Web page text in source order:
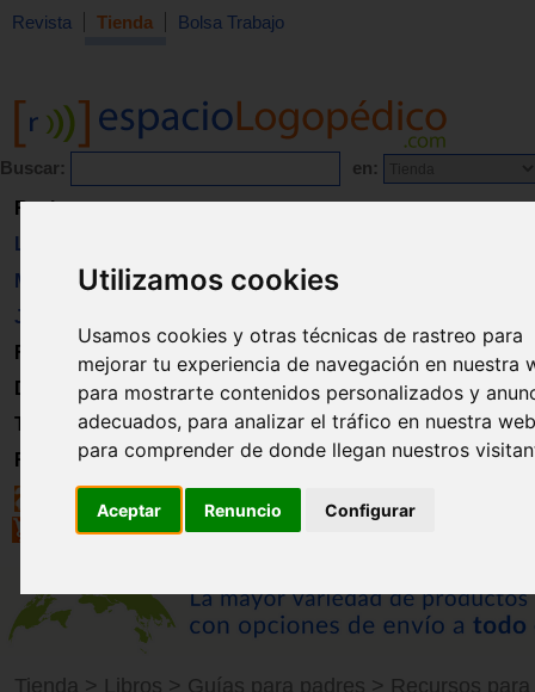
Utilizamos cookies
Usamos cookies y otras técnicas de rastreo para
mejorar tu experiencia de navegación en nuestra
para mostrarte contenidos personalizados y
adecuados, para analizar el tráfico en nuestra
para comprender de donde llegan nuestros
Aceptar Renuncio Configurar
Revista Tienda Bolsa Trabajo
Buscar: en:
Revista
Libros
Material
Juguetes
Formación
Directorio
Trabajo
Registro
Tienda > Libros > Guías para padres > Recursos